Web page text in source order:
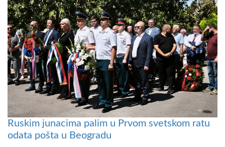
Ruskim junacima palim u Prvom svetskom ratu
odata pošta u Beogradu